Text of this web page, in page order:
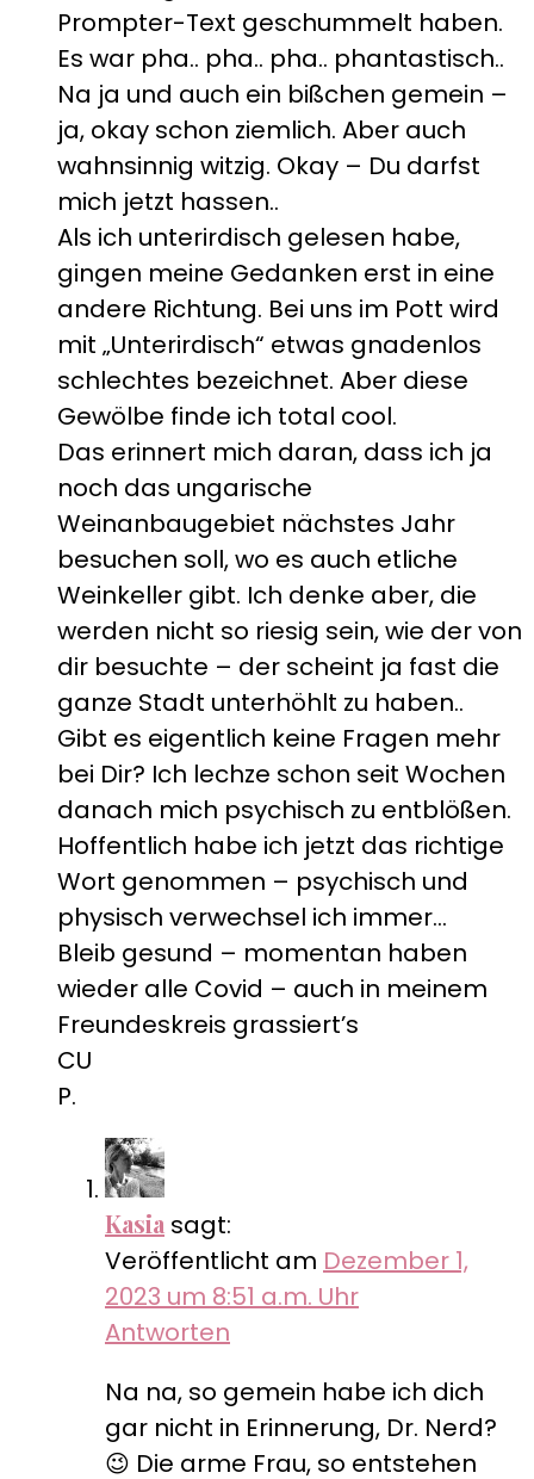
Prompter-Text geschummelt haben.
Es war pha.. pha.. pha.. phantastisch..
Na ja und auch ein bißchen gemein –
ja, okay schon ziemlich. Aber auch
wahnsinnig witzig. Okay – Du darfst
mich jetzt hassen..
Als ich unterirdisch gelesen habe,
gingen meine Gedanken erst in eine
andere Richtung. Bei uns im Pott wird
mit „Unterirdisch“ etwas gnadenlos
schlechtes bezeichnet. Aber diese
Gewölbe finde ich total cool.
Das erinnert mich daran, dass ich ja
noch das ungarische
Weinanbaugebiet nächstes Jahr
besuchen soll, wo es auch etliche
Weinkeller gibt. Ich denke aber, die
werden nicht so riesig sein, wie der von
dir besuchte – der scheint ja fast die
ganze Stadt unterhöhlt zu haben..
Gibt es eigentlich keine Fragen mehr
bei Dir? Ich lechze schon seit Wochen
danach mich psychisch zu entblößen.
Hoffentlich habe ich jetzt das richtige
Wort genommen – psychisch und
physisch verwechsel ich immer…
Bleib gesund – momentan haben
wieder alle Covid – auch in meinem
Freundeskreis grassiert’s
CU
P.
Kasia sagt:
Veröffentlicht am Dezember 1,
2023 um 8:51 a.m. Uhr
Antworten
Na na, so gemein habe ich dich
gar nicht in Erinnerung, Dr. Nerd?
😉 Die arme Frau, so entstehen